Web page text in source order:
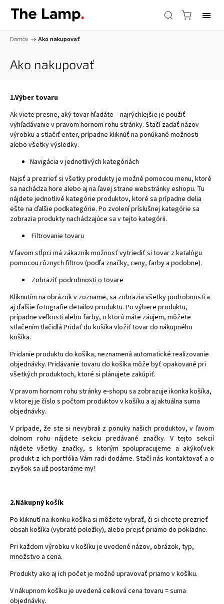
Domov / Ako nakupovať
Ako nakupovať
1.Výber tovaru
Ak viete presne, aký tovar hľadáte – najrýchlejšie je použiť
vyhľadávanie v pravom hornom rohu stránky. Stačí zadať názov
výrobku a stlačiť enter, prípadne kliknúť na ponúkané možnosti
alebo všetky výsledky.
Navigácia v jednotlivých kategóriách
Najsť a prezrieť si všetky produkty je možné pomocou menu, ktoré
sa nachádza hore alebo aj na ľavej strane webstránky eshopu. Tu
nájdete jednotlivé kategórie produktov, ktoré sa prípadne delia
ešte na ďalšie podkategórie. Po zvolení príslušnej kategórie sa
zobrazia produkty nachádzajúce sa v tejto kategórii.
Filtrovanie tovaru
V ľavom stĺpci má zákazník možnosť vytriediť si tovar z katalógu
pomocou rôznych filtrov (podľa značky, ceny, farby a podobne).
Zobraziť podrobnosti o tovare
Kliknutím na obrázok v zozname, sa zobrazia všetky podrobnosti a
aj ďalšie fotografie detailov produktu. Po výbere produktu,
prípadne veľkosti alebo farby, o ktorú máte záujem, môžete
stlačením tlačidlá Pridať do košíka vložiť tovar do nákupného
košíka.
Pridanie produktu do košíka, neznamená automatické realizovanie
objednávky. Pridávanie tovaru do košíka môže byť opakované pri
všetkých produktoch, ktoré si plánujete zakúpiť.
V pravom hornom rohu stránky e-shopu sa zobrazuje ikonka košíka,
v ktorej je číslo s počtom produktov v košíku a aj aktuálna suma
objednávky.
V prípade, že ste si nevybrali z ponuky našich produktov, v ľavom
dolnom rohu nájdete sekciu predávané značky. V tejto sekcií
nájdete všetky značky, s ktorým spolupracujeme a akýkoľvek
produkt z ich portfólia Vám radi dodáme. Stačí nás kontaktovať a o
zvyšok sa už postaráme my!
2.Nákupný košík
Po kliknutí na ikonku košíka si môžete vybrať, či si chcete prezrieť
obsah košíka (vybraté položky), alebo prejsť priamo do pokladne.
Pri každom výrobku v košíku je uvedené názov, obrázok, typ,
množstvo a cena.
Produkty ako aj ich počet je možné upravovať priamo v košíku.
V nákupnom košíku je uvedená celková cena tovaru = suma
objednávky.